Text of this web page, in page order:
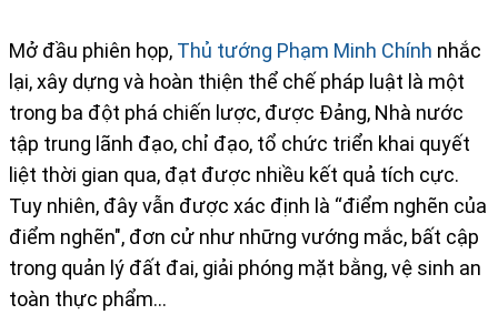
Mở đầu phiên họp, Thủ tướng Phạm Minh Chính nhắc
lại, xây dựng và hoàn thiện thể chế pháp luật là một
trong ba đột phá chiến lược, được Đảng, Nhà nước
tập trung lãnh đạo, chỉ đạo, tổ chức triển khai quyết
liệt thời gian qua, đạt được nhiều kết quả tích cực.
Tuy nhiên, đây vẫn được xác định là “điểm nghẽn của
điểm nghẽn", đơn cử như những vướng mắc, bất cập
trong quản lý đất đai, giải phóng mặt bằng, vệ sinh an
toàn thực phẩm...